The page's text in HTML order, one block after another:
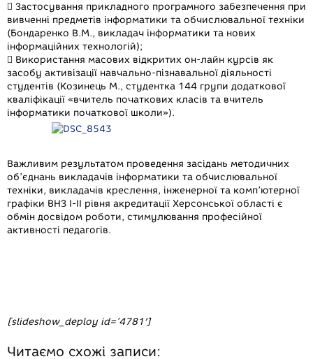
 Застосування прикладного програмного забезпечення при
вивченні предметів інформатики та обчислювальної техніки
(Бондаренко В.М., викладач інформатики та нових
інформаційних технологій);
 Використання масових відкритих он-лайн курсів як
засобу активізації навчально-пізнавальної діяльності
студентів (Козинець М., студентка 144 групи додаткової
кваліфікації «вчитель початкових класів та вчитель
інформатики початкової школи»).
Важливим результатом проведення засідань методичних
об’єднань викладачів інформатики та обчислювальної
техніки, викладачів креслення, інженерної та комп’ютерної
графіки ВНЗ І-ІІ рівня акредитації Херсонської області є
обмін досвідом роботи, стимулювання професійної
активності педагогів.
[slideshow_deploy id=’4781′]
Читаємо схожі записи: